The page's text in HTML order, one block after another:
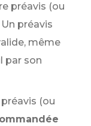
préavis (ou
préavis
même
par son
(ou